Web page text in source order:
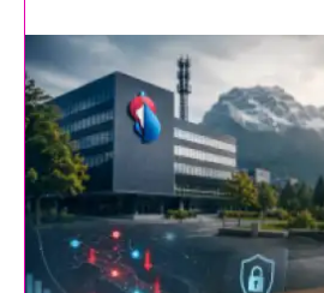
la
publication :